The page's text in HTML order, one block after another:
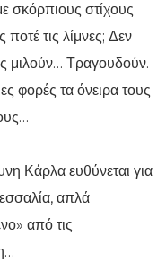
σκόρπιους στίχους
τις λίμνες; Δεν
μιλούν… Τραγουδούν.
φορές τα όνειρα τους
Κάρλα ευθύνεται για
απλά
από τις